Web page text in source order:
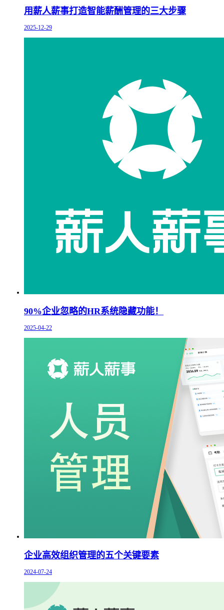
用薪人薪事打造智能薪酬管理的三大步骤
2025-12-29
90%企业忽略的HR系统隐藏功能！
2025-04-22
企业高效组织管理的五个关键要素
2024-07-24